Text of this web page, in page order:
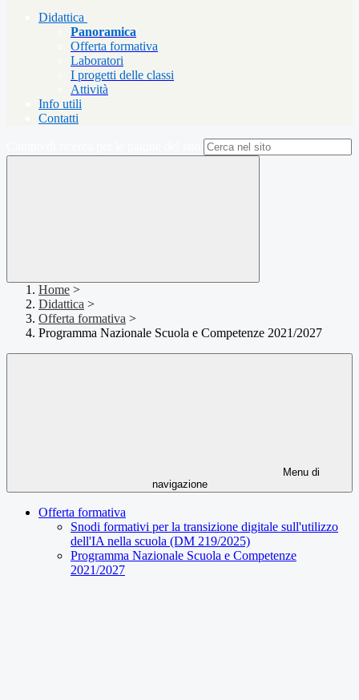
Didattica
Panoramica
Offerta formativa
Laboratori
I progetti delle classi
Attività
Info utili
Contatti
Home >
Didattica >
Offerta formativa >
Programma Nazionale Scuola e Competenze 2021/2027
Menu di
navigazione
Offerta formativa
Snodi formativi per la transizione digitale sull'utilizzo
dell'IA nella scuola (DM 219/2025)
Programma Nazionale Scuola e Competenze
2021/2027